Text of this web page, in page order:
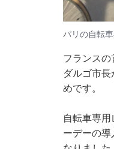
パリの自転
フランスの
ダルゴ市
めです。
自転車専
ーデーの